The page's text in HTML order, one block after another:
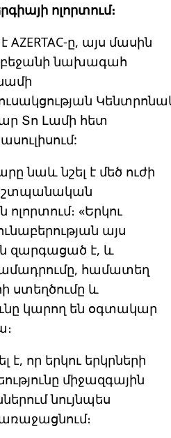
ոլորտում։
ը, այս մասին
նախագահ
Տո Լամի հետ
նաև նշել է մեծ ուժի
ոլորտում։ «Երկու
այս
զարգացած է, և
համատեղ
ստեղծումը և
կարող են օգտակար
է, որ երկու երկրների
միջազգային
նույնպես
առաջացնում։